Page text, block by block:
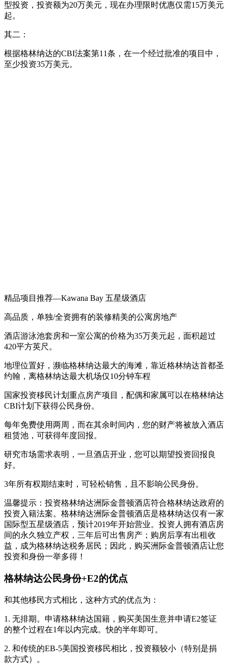
型投资，投资额为20万美元，现在办理限时优惠仅需15万美元
起。
其二：
根据格林纳达的CBI法案第11条，在一个经过批准的项目中，
至少投资35万美元。
精品项目推荐—Kawana Bay 五星级酒店
高品质，单独/全资拥有的装修精美的公寓房地产
酒店游泳池套房和一室公寓的价格为35万美元起，面积超过
420平方英尺。
地理位置好，濒临格林纳达最大的海滩，靠近格林纳达首都圣
约翰，离格林纳达最大机场仅10分钟车程
国家投资移民计划重点房产项目，配偶和家属可以在格林纳达
CBI计划下获得公民身份。
每年免费使用两周，而在其余时间内，您的财产将被放入酒店
租赁池，可获得年度回报。
研究市场需求表明，一旦酒店开业，您可以期望投资回报良
好。
3年所有权期结束时，可轻松销售，且不影响公民身份。
温馨提示：投资格林纳达洲际金普顿酒店符合格林纳达政府的
投资入籍法案。格林纳达洲际金普顿酒店是格林纳达仅有一家
国际型五星级酒店，预计2019年开始营业。投资人拥有酒店房
间的永久独立产权，三年后可出售房产；购房后享有出租收
益，成为格林纳达税务居民；因此，购买洲际金普顿酒店让您
投资和身份一举多得！
格林纳达公民身份+E2的优点
和其他移民方式相比，这种方式的优点为：
1. 无排期。申请格林纳达国籍，购买美国生意并申请E2签证
的整个过程在1年以内完成。快的半年即可。
2. 和传统的EB-5美国投资移民相比，投资额较小（特别是捐
款方式）。